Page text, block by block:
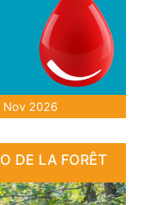
Nov 2026
DE LA FORÊT